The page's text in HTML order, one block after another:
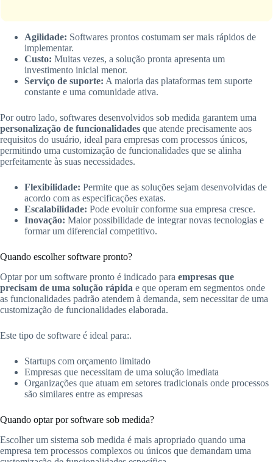
Agilidade: Softwares prontos costumam ser mais rápidos de
implementar.
Custo: Muitas vezes, a solução pronta apresenta um
investimento inicial menor.
Serviço de suporte: A maioria das plataformas tem suporte
constante e uma comunidade ativa.
Por outro lado, softwares desenvolvidos sob medida garantem uma
personalização de funcionalidades que atende precisamente aos
requisitos do usuário, ideal para empresas com processos únicos,
permitindo uma customização de funcionalidades que se alinha
perfeitamente às suas necessidades.
Flexibilidade: Permite que as soluções sejam desenvolvidas de
acordo com as especificações exatas.
Escalabilidade: Pode evoluir conforme sua empresa cresce.
Inovação: Maior possibilidade de integrar novas tecnologias e
formar um diferencial competitivo.
Quando escolher software pronto?
Optar por um software pronto é indicado para empresas que
precisam de uma solução rápida e que operam em segmentos onde
as funcionalidades padrão atendem à demanda, sem necessitar de uma
customização de funcionalidades elaborada.
Este tipo de software é ideal para:.
Startups com orçamento limitado
Empresas que necessitam de uma solução imediata
Organizações que atuam em setores tradicionais onde processos
são similares entre as empresas
Quando optar por software sob medida?
Escolher um sistema sob medida é mais apropriado quando uma
empresa tem processos complexos ou únicos que demandam uma